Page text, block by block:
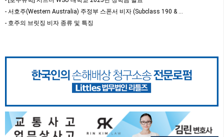
- 서호주(Western Australia) 주정부 스폰서 비자 (Subclass 190 & …
- 호주의 브릿징 비자 종류 및 특징